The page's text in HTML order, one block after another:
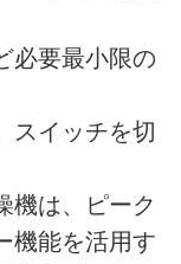
必要最小限の
スイッチを切
機は、ピーク
機能を活用す